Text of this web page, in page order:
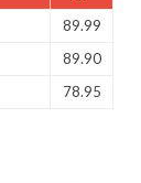
89.99
89.90
78.95